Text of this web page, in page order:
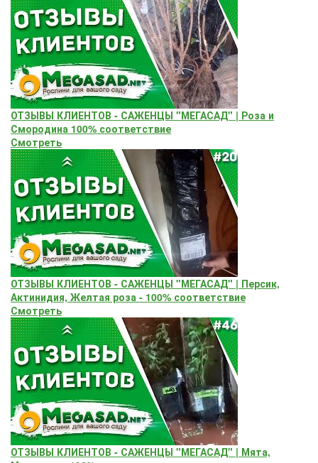
ОТЗЫВЫ КЛИЕНТОВ - САЖЕНЦЫ "МЕГАСАД" | Роза и
Смородина 100% соответствие
Смотреть
ОТЗЫВЫ КЛИЕНТОВ - САЖЕНЦЫ "МЕГАСАД" | Персик,
Актинидия, Желтая роза - 100% соответствие
Смотреть
ОТЗЫВЫ КЛИЕНТОВ - САЖЕНЦЫ "МЕГАСАД" | Мята,